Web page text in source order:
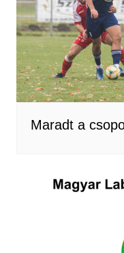
Maradt a